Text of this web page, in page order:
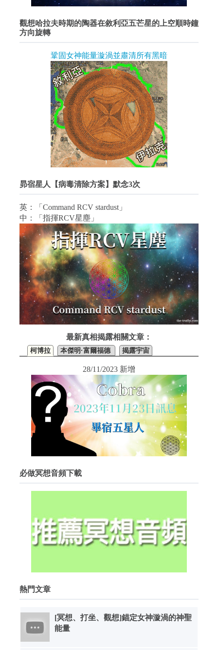
觀想哈拉夫時期的陶器在敘利亞五芒星的上空順時鐘
方向旋轉
鞏固女神能量漩渦並肅清所有黑暗
昴宿星人【病毒清除方案】默念3次
英：「Command RCV stardust」
中：「指揮RCV星塵」
最新真相揭露相關文章：
柯博拉 本傑明·富爾福德 揭露宇宙
28/11/2023 新增
必做冥想音頻下載
熱門文章
[冥想、打坐、觀想]錨定女神漩渦的神聖
能量